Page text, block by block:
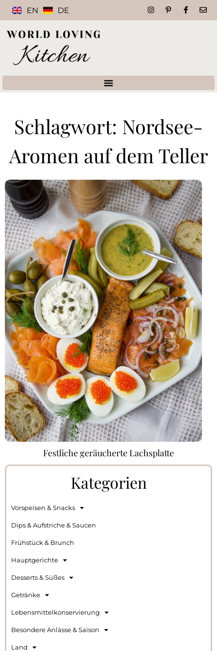
EN DE
Schlagwort: Nordsee-
Aromen auf dem Teller
Festliche geräucherte Lachsplatte
Kategorien
Vorspeisen & Snacks
Dips & Aufstriche & Saucen
Frühstück & Brunch
Hauptgerichte
Desserts & Süßes
Getränke
Lebensmittelkonservierung
Besondere Anlässe & Saison
Land